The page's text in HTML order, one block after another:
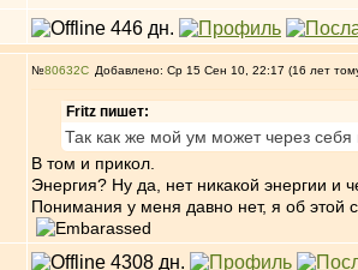
№80632 Добавлено: Ср 15 Сен 10, 22:17 (16 лет
Fritz пишет:
Так как же мой ум может через
В том и прикол.
Энергия? Ну да, нет никакой энергии и
Понимания у меня давно нет, я об этой